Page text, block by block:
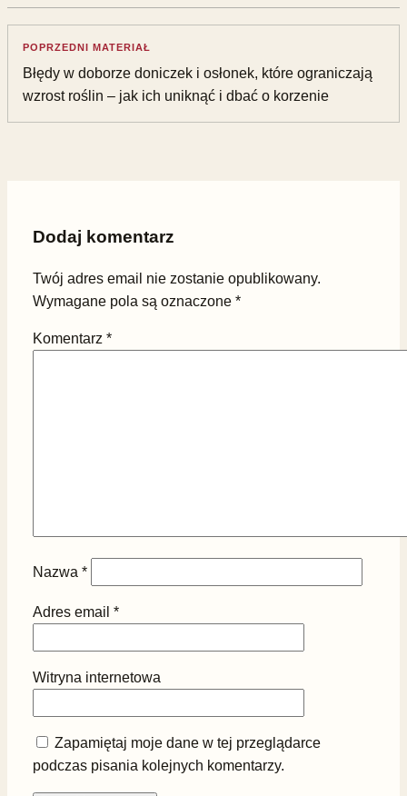
POPRZEDNI MATERIAŁ
Błędy w doborze doniczek i osłonek, które ograniczają
wzrost roślin – jak ich uniknąć i dbać o korzenie
Dodaj komentarz
Twój adres email nie zostanie opublikowany.
Wymagane pola są oznaczone *
Komentarz *
Nazwa *
Adres email *
Witryna internetowa
Zapamiętaj moje dane w tej przeglądarce
podczas pisania kolejnych komentarzy.